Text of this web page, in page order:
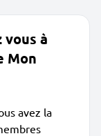
vous à
Mon
avez la